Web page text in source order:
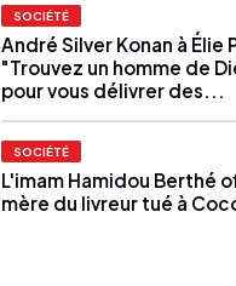
SOCIÉTÉ
André Silver Konan à Élie
"Trouvez un homme de
pour vous délivrer des...
SOCIÉTÉ
L'imam Hamidou Berthé
mère du livreur tué à